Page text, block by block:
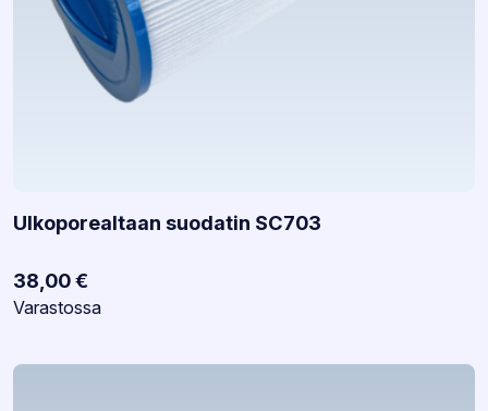
Ulkoporealtaan suodatin SC703
38,00€
Varastotilanne:
Varastossa